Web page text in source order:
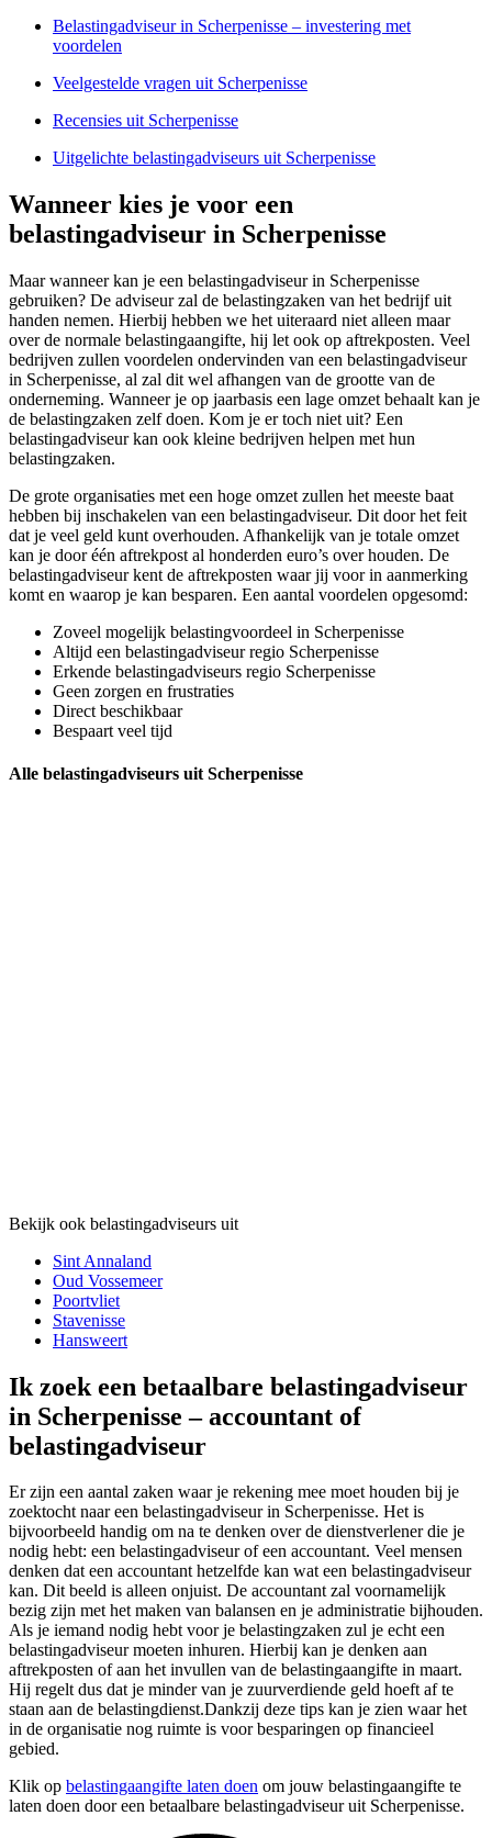
Belastingadviseur in Scherpenisse – investering met
voordelen
Veelgestelde vragen uit Scherpenisse
Recensies uit Scherpenisse
Uitgelichte belastingadviseurs uit Scherpenisse
Wanneer kies je voor een
belastingadviseur in Scherpenisse
Maar wanneer kan je een belastingadviseur in Scherpenisse
gebruiken? De adviseur zal de belastingzaken van het bedrijf uit
handen nemen. Hierbij hebben we het uiteraard niet alleen maar
over de normale belastingaangifte, hij let ook op aftrekposten. Veel
bedrijven zullen voordelen ondervinden van een belastingadviseur
in Scherpenisse, al zal dit wel afhangen van de grootte van de
onderneming. Wanneer je op jaarbasis een lage omzet behaalt kan je
de belastingzaken zelf doen. Kom je er toch niet uit? Een
belastingadviseur kan ook kleine bedrijven helpen met hun
belastingzaken.
De grote organisaties met een hoge omzet zullen het meeste baat
hebben bij inschakelen van een belastingadviseur. Dit door het feit
dat je veel geld kunt overhouden. Afhankelijk van je totale omzet
kan je door één aftrekpost al honderden euro’s over houden. De
belastingadviseur kent de aftrekposten waar jij voor in aanmerking
komt en waarop je kan besparen. Een aantal voordelen opgesomd:
Zoveel mogelijk belastingvoordeel in Scherpenisse
Altijd een belastingadviseur regio Scherpenisse
Erkende belastingadviseurs regio Scherpenisse
Geen zorgen en frustraties
Direct beschikbaar
Bespaart veel tijd
Alle belastingadviseurs uit Scherpenisse
Bekijk ook belastingadviseurs uit
Sint Annaland
Oud Vossemeer
Poortvliet
Stavenisse
Hansweert
Ik zoek een betaalbare belastingadviseur
in Scherpenisse – accountant of
belastingadviseur
Er zijn een aantal zaken waar je rekening mee moet houden bij je
zoektocht naar een belastingadviseur in Scherpenisse. Het is
bijvoorbeeld handig om na te denken over de dienstverlener die je
nodig hebt: een belastingadviseur of een accountant. Veel mensen
denken dat een accountant hetzelfde kan wat een belastingadviseur
kan. Dit beeld is alleen onjuist. De accountant zal voornamelijk
bezig zijn met het maken van balansen en je administratie bijhouden.
Als je iemand nodig hebt voor je belastingzaken zul je echt een
belastingadviseur moeten inhuren. Hierbij kan je denken aan
aftrekposten of aan het invullen van de belastingaangifte in maart.
Hij regelt dus dat je minder van je zuurverdiende geld hoeft af te
staan aan de belastingdienst.Dankzij deze tips kan je zien waar het
in de organisatie nog ruimte is voor besparingen op financieel
gebied.
Klik op belastingaangifte laten doen om jouw belastingaangifte te
laten doen door een betaalbare belastingadviseur uit Scherpenisse.